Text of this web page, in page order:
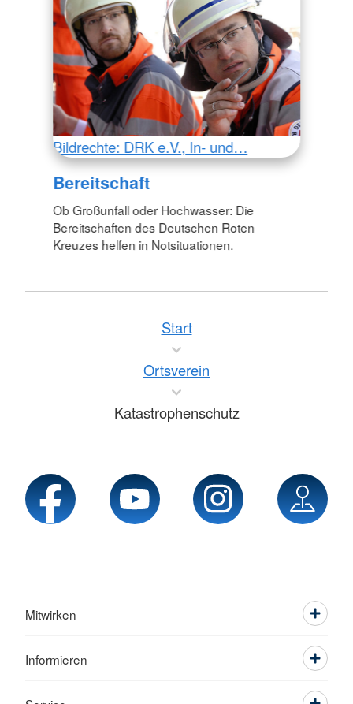
Bildrechte: DRK e.V., In- und…
Bereitschaft
Ob Großunfall oder Hochwasser: Die
Bereitschaften des Deutschen Roten
Kreuzes helfen in Notsituationen.
Start
Ortsverein
Katastrophenschutz
Mitwirken
Informieren